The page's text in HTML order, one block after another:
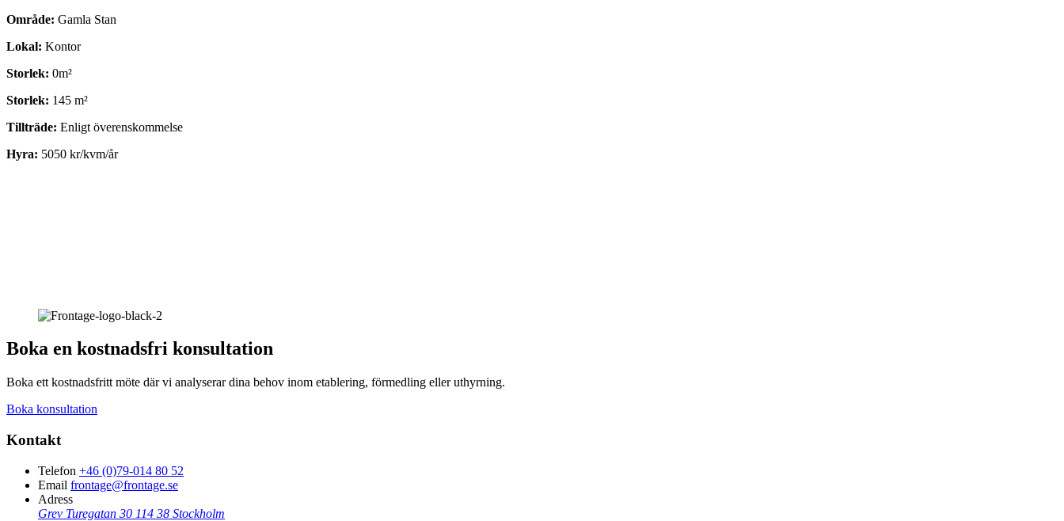
Område: Gamla Stan
Lokal: Kontor
Storlek: 0m²
Storlek: 145 m²
Tillträde: Enligt överenskommelse
Hyra: 5050 kr/kvm/år
Boka en kostnadsfri konsultation
Boka ett kostnadsfritt möte där vi analyserar dina behov inom etablering, förmedling eller uthyrning.
Boka konsultation
Kontakt
Telefon +46 (0)79-014 80 52
Email frontage@frontage.se
Adress
Grev Turegatan 30 114 38 Stockholm